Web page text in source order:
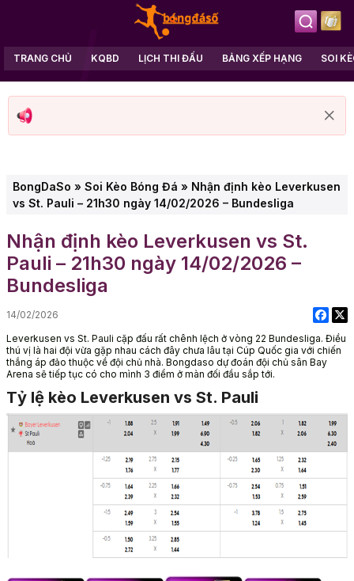
TRANG CHỦ KQBD LỊCH THI ĐẤU BẢNG XẾP HẠNG SOI
BongDaSo » Soi Kèo Bóng Đá » Nhận định kèo Leverkusen
vs St. Pauli – 21h30 ngày 14/02/2026 – Bundesliga
Nhận định kèo Leverkusen vs St.
Pauli – 21h30 ngày 14/02/2026 –
Bundesliga
14/02/2026
Leverkusen vs St. Pauli cặp đấu rất chênh lệch ở vòng 22 Bundesliga. Điều
thú vị là hai đội vừa gặp nhau cách đây chưa lâu tại Cúp Quốc gia với chiến
thắng áp đảo thuộc về đội chủ nhà. Bongdaso dự đoán đội chủ sân Bay
Arena sẽ tiếp tục có cho mình 3 điểm ở màn đối đầu sắp tới.
Tỷ lệ kèo Leverkusen vs St. Pauli